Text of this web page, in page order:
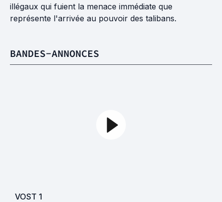
illégaux qui fuient la menace immédiate que
représente l'arrivée au pouvoir des talibans.
BANDES-ANNONCES
VOST 1